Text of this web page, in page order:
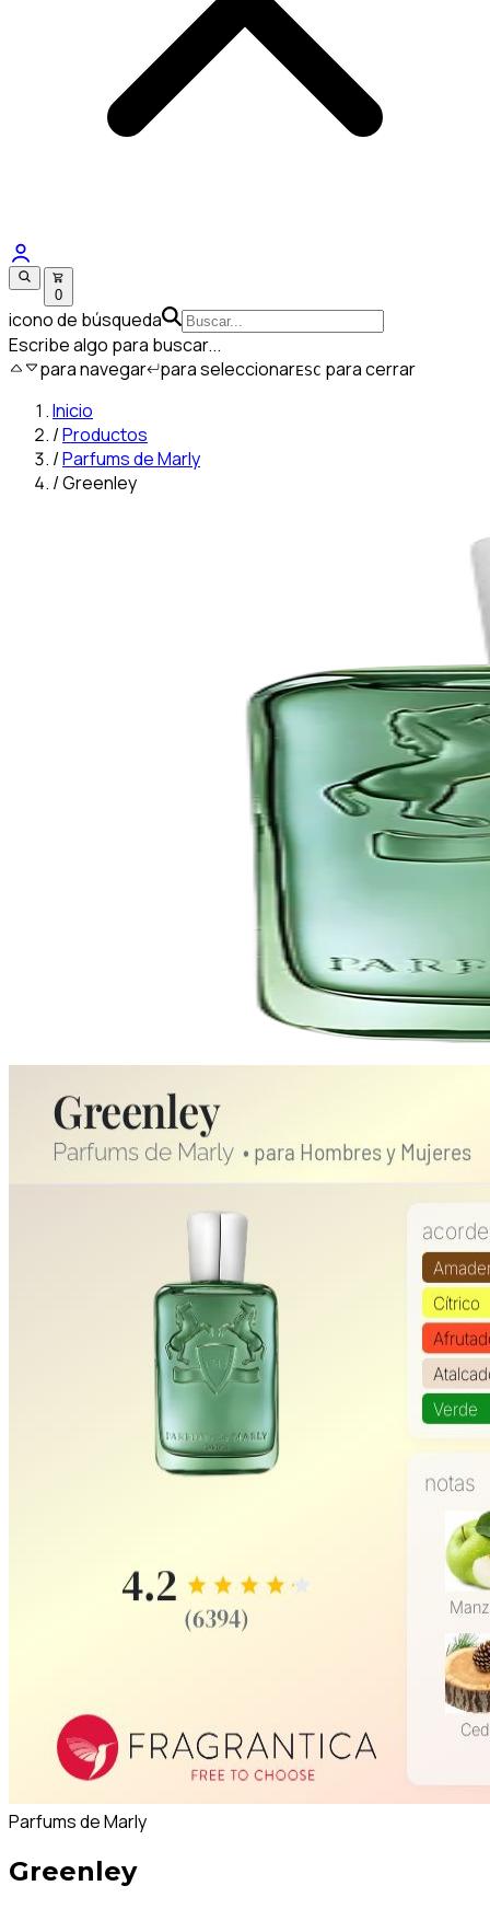
0
icono de búsqueda
Escribe algo para buscar...
para navegar para seleccionarESC para cerrar
Inicio
/Productos
/Parfums de Marly
/Greenley
Parfums de Marly
Greenley